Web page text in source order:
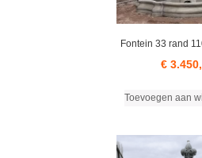
Fontein 33 rand
€
Toevoegen aan